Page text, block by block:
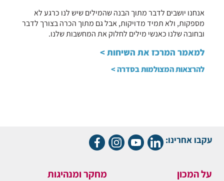
אנחנו יושבים לדבר מתוך הבנה שהמילים שיש לנו כרגע לא
מספקות, ולא תמיד מדויקות, אבל גם מתוך הכרה בצורך לדבר
ובחובה שלנו כאנשי מילים לחלוק את המחשבות שלנו.
למאמר המרכז את השיחות >
להרצאות המצולמות בסדרה >
עקבו אחרינו:
על המכון מחקר ומנהיגות